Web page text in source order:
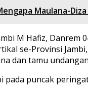
Maulana-
M Hafiz,
se-Provinsi
dan tamu
puncak